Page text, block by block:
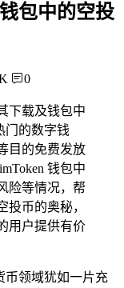
包中的空投
0
下载及钱包中
门的数字钱
目的免费发放
钱包中
险等情况，帮
投币的奥秘，
用户提供有价
币领域犹如一片充